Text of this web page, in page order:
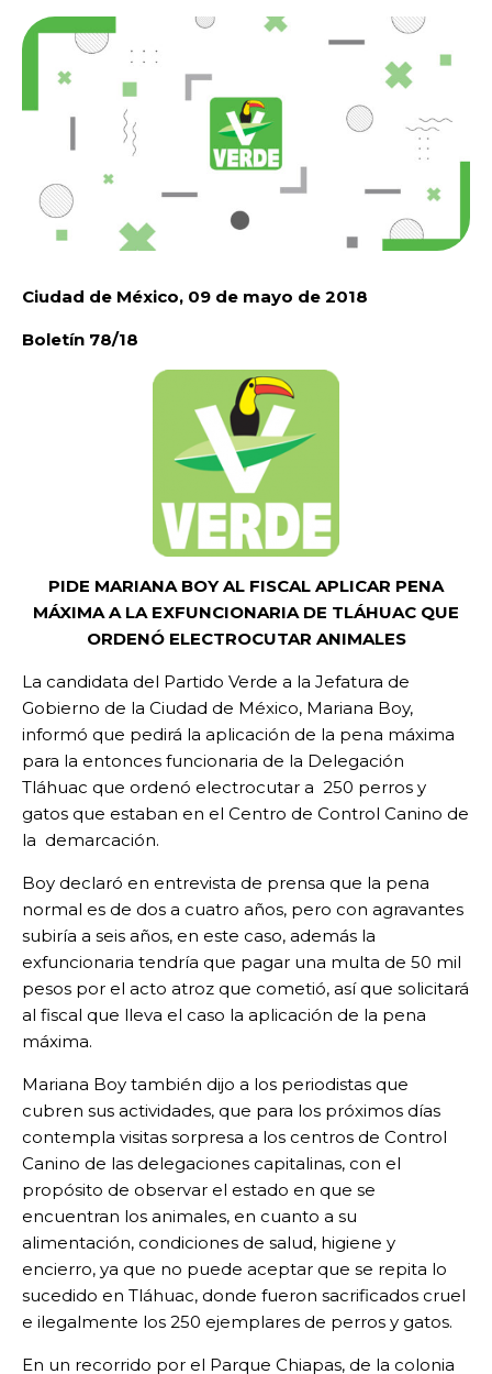
Ciudad de México, 09 de mayo de 2018
Boletín 78/18
PIDE MARIANA BOY AL FISCAL APLICAR PENA
MÁXIMA A LA EXFUNCIONARIA DE TLÁHUAC QUE
ORDENÓ ELECTROCUTAR ANIMALES
La candidata del Partido Verde a la Jefatura de
Gobierno de la Ciudad de México, Mariana Boy,
informó que pedirá la aplicación de la pena máxima
para la entonces funcionaria de la Delegación
Tláhuac que ordenó electrocutar a 250 perros y
gatos que estaban en el Centro de Control Canino de
la demarcación.
Boy declaró en entrevista de prensa que la pena
normal es de dos a cuatro años, pero con agravantes
subiría a seis años, en este caso, además la
exfuncionaria tendría que pagar una multa de 50 mil
pesos por el acto atroz que cometió, así que solicitará
al fiscal que lleva el caso la aplicación de la pena
máxima.
Mariana Boy también dijo a los periodistas que
cubren sus actividades, que para los próximos días
contempla visitas sorpresa a los centros de Control
Canino de las delegaciones capitalinas, con el
propósito de observar el estado en que se
encuentran los animales, en cuanto a su
alimentación, condiciones de salud, higiene y
encierro, ya que no puede aceptar que se repita lo
sucedido en Tláhuac, donde fueron sacrificados cruel
e ilegalmente los 250 ejemplares de perros y gatos.
En un recorrido por el Parque Chiapas, de la colonia